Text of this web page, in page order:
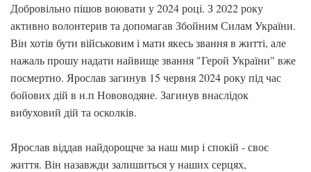
Добровільно пішов воювати у 2024 році. З 2022 року
активно волонтерив та допомагав Збойним Силам України.
Він хотів бути військовим і мати якесь звання в житті, але
нажаль прошу надати найвище звання "Герой України" вже
посмертно. Ярослав загинув 15 червня 2024 року під час
бойових дій в н.п Нововодяне. Загинув внаслідок
вибуховий дій та осколків.
Ярослав віддав найдорощче за наш мир і спокій - своє
життя. Він назавжди залишиться у наших серцях,